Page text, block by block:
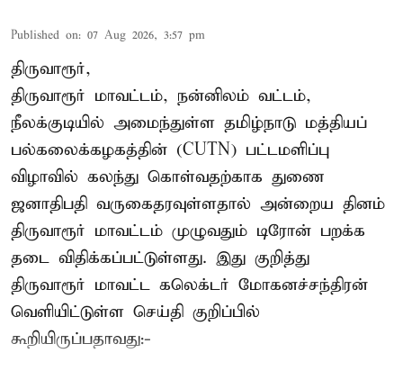
Published on: 07 Aug 2026, 3:57 pm
திருவாரூர்,
திருவாரூர் மாவட்டம், நன்னிலம் வட்டம்,
நீலக்குடியில் அமைந்துள்ள தமிழ்நாடு மத்தியப்
பல்கலைக்கழகத்தின் (CUTN) பட்டமளிப்பு
விழாவில் கலந்து கொள்வதற்காக துணை
ஜனாதிபதி வருகைதரவுள்ளதால் அன்றைய தினம்
திருவாரூர் மாவட்டம் முழுவதும் டிரோன் பறக்க
தடை விதிக்கப்பட்டுள்ளது. இது குறித்து
திருவாரூர் மாவட்ட கலெக்டர் மோகனச்சந்திரன்
வெளியிட்டுள்ள செய்தி குறிப்பில்
கூறியிருப்பதாவது:-